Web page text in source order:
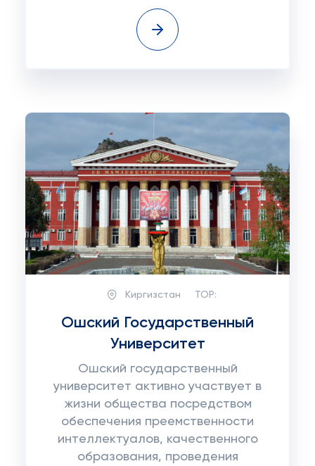
Киргизстан TOP:
Ошский Государственный
Университет
Ошский государственный
университет активно участвует в
жизни общества посредством
обеспечения преемственности
интеллектуалов, качественного
образования, проведения